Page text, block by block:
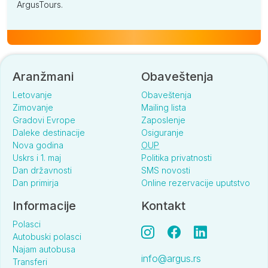
ArgusTours.
Aranžmani
Letovanje
Zimovanje
Gradovi Evrope
Daleke destinacije
Nova godina
Uskrs i 1. maj
Dan državnosti
Dan primirja
Obaveštenja
Obaveštenja
Mailing lista
Zaposlenje
Osiguranje
OUP
Politika privatnosti
SMS novosti
Online rezervacije uputstvo
Informacije
Polasci
Autobuski polasci
Najam autobusa
Transferi
Kontakt
info@argus.rs